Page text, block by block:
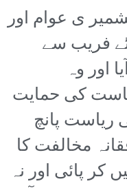
ی عوام اور
فریب سے
اور وہ
کی حمایت
ریاست پانچ
مخالفت کا
کر پائی اور نہ